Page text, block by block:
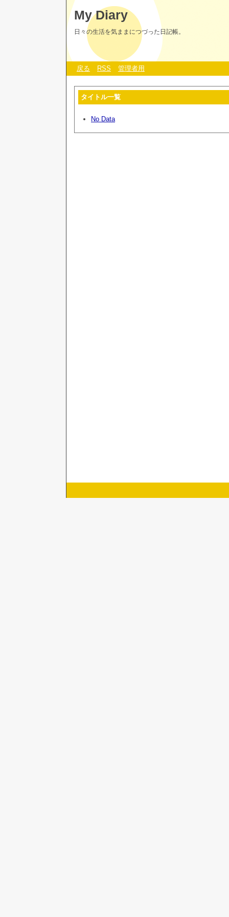
My Diary
日々の生活を気ままにつづった日記帳。
戻る RSS 管理者用
タイトル一覧
No Data